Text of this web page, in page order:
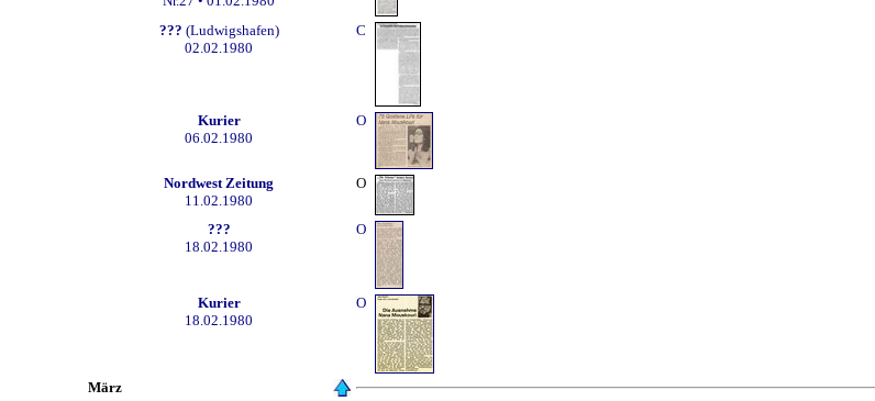
??? (Ludwigshafen)
02.02.1980
C
Kurier
06.02.1980
O
Nordwest Zeitung
11.02.1980
O
???
18.02.1980
O
Kurier
18.02.1980
O
März